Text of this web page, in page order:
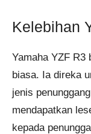
Kelebihan
Yamaha YZF R3
biasa. Ia direka
jenis
mendapatkan
kepada